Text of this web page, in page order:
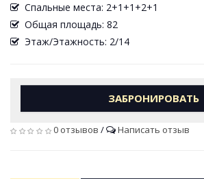
Спальные места: 2+1+1+2+1
Общая площадь: 82
Этаж/Этажность: 2/14
ЗАБРОНИРОВАТЬ
0 отзывов / Написать отзыв